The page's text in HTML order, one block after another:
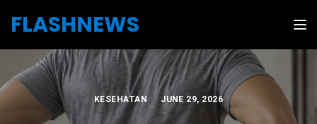
FLASHNEWS
KESEHATAN JUNE 29, 2026